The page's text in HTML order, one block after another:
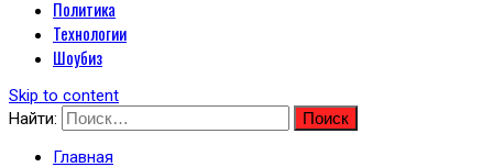
Политика
Технологии
Шоубиз
Skip to content
Найти:
Главная